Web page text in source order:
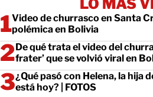
LO MÁS
Video de churrasco en Santa
polémica en Bolivia
De qué trata el video del
frater’ que se volvió viral en
¿Qué pasó con Helena, la hija
está hoy? | FOTOS